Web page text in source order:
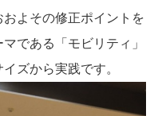
よその修正ポイントを
である「モビリティ」
ズから実践です。